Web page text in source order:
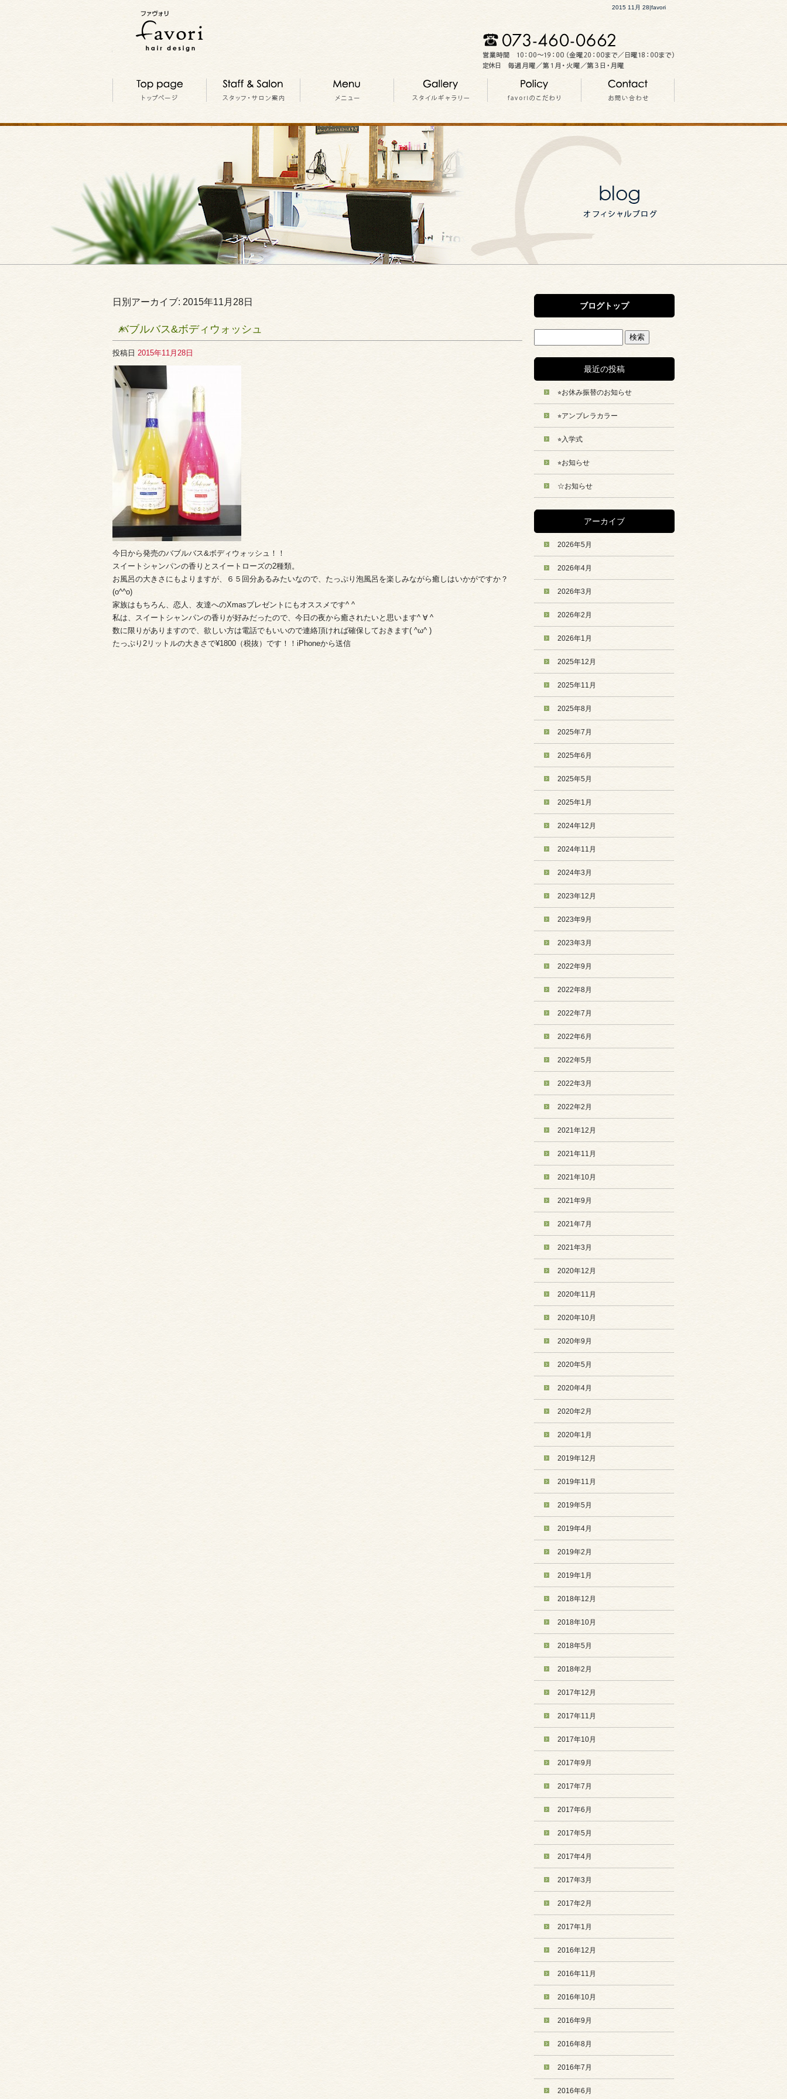
2015 11月 28|favori
日別アーカイブ: 2015年11月28日
バブルバス&ボディウォッシュ
投稿日 2015年11月28日
今日から発売のバブルバス&ボディウォッシュ！！
スイートシャンパンの香りとスイートローズの2種類。
お風呂の大きさにもよりますが、６５回分あるみたいなので、たっぷり泡風呂を楽しみながら癒しはいかがですか？
(o^^o)
家族はもちろん、恋人、友達へのXmasプレゼントにもオススメです^ ^
私は、スイートシャンパンの香りが好みだったので、今日の夜から癒されたいと思います^ ∀ ^
数に限りがありますので、欲しい方は電話でもいいので連絡頂ければ確保しておきます( ^ω^ )
たっぷり2リットルの大きさで¥1800（税抜）です！！iPhoneから送信
ブログトップ
最近の投稿
⭐︎お休み振替のお知らせ
⭐︎アンブレラカラー
⭐︎入学式
⭐︎お知らせ
☆お知らせ
アーカイブ
2026年5月
2026年4月
2026年3月
2026年2月
2026年1月
2025年12月
2025年11月
2025年8月
2025年7月
2025年6月
2025年5月
2025年1月
2024年12月
2024年11月
2024年3月
2023年12月
2023年9月
2023年3月
2022年9月
2022年8月
2022年7月
2022年6月
2022年5月
2022年3月
2022年2月
2021年12月
2021年11月
2021年10月
2021年9月
2021年7月
2021年3月
2020年12月
2020年11月
2020年10月
2020年9月
2020年5月
2020年4月
2020年2月
2020年1月
2019年12月
2019年11月
2019年5月
2019年4月
2019年2月
2019年1月
2018年12月
2018年10月
2018年5月
2018年2月
2017年12月
2017年11月
2017年10月
2017年9月
2017年7月
2017年6月
2017年5月
2017年4月
2017年3月
2017年2月
2017年1月
2016年12月
2016年11月
2016年10月
2016年9月
2016年8月
2016年7月
2016年6月